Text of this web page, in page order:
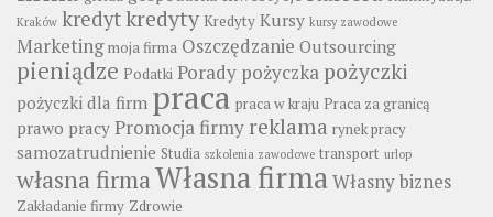
Kraków kredytkredyty Kredyty Kursy kursy zawodowe
Marketing moja firma Oszczędzanie Outsourcing
pieniądze Podatki Porady pożyczka pożyczki
pożyczki dla firm praca praca w kraju Praca za granicą
prawo pracy Promocja firmy reklama rynek pracy
samozatrudnienie Studia szkolenia zawodowe transport urlop
własna firma Własna firmaWłasny biznes
Zakładanie firmy Zdrowie